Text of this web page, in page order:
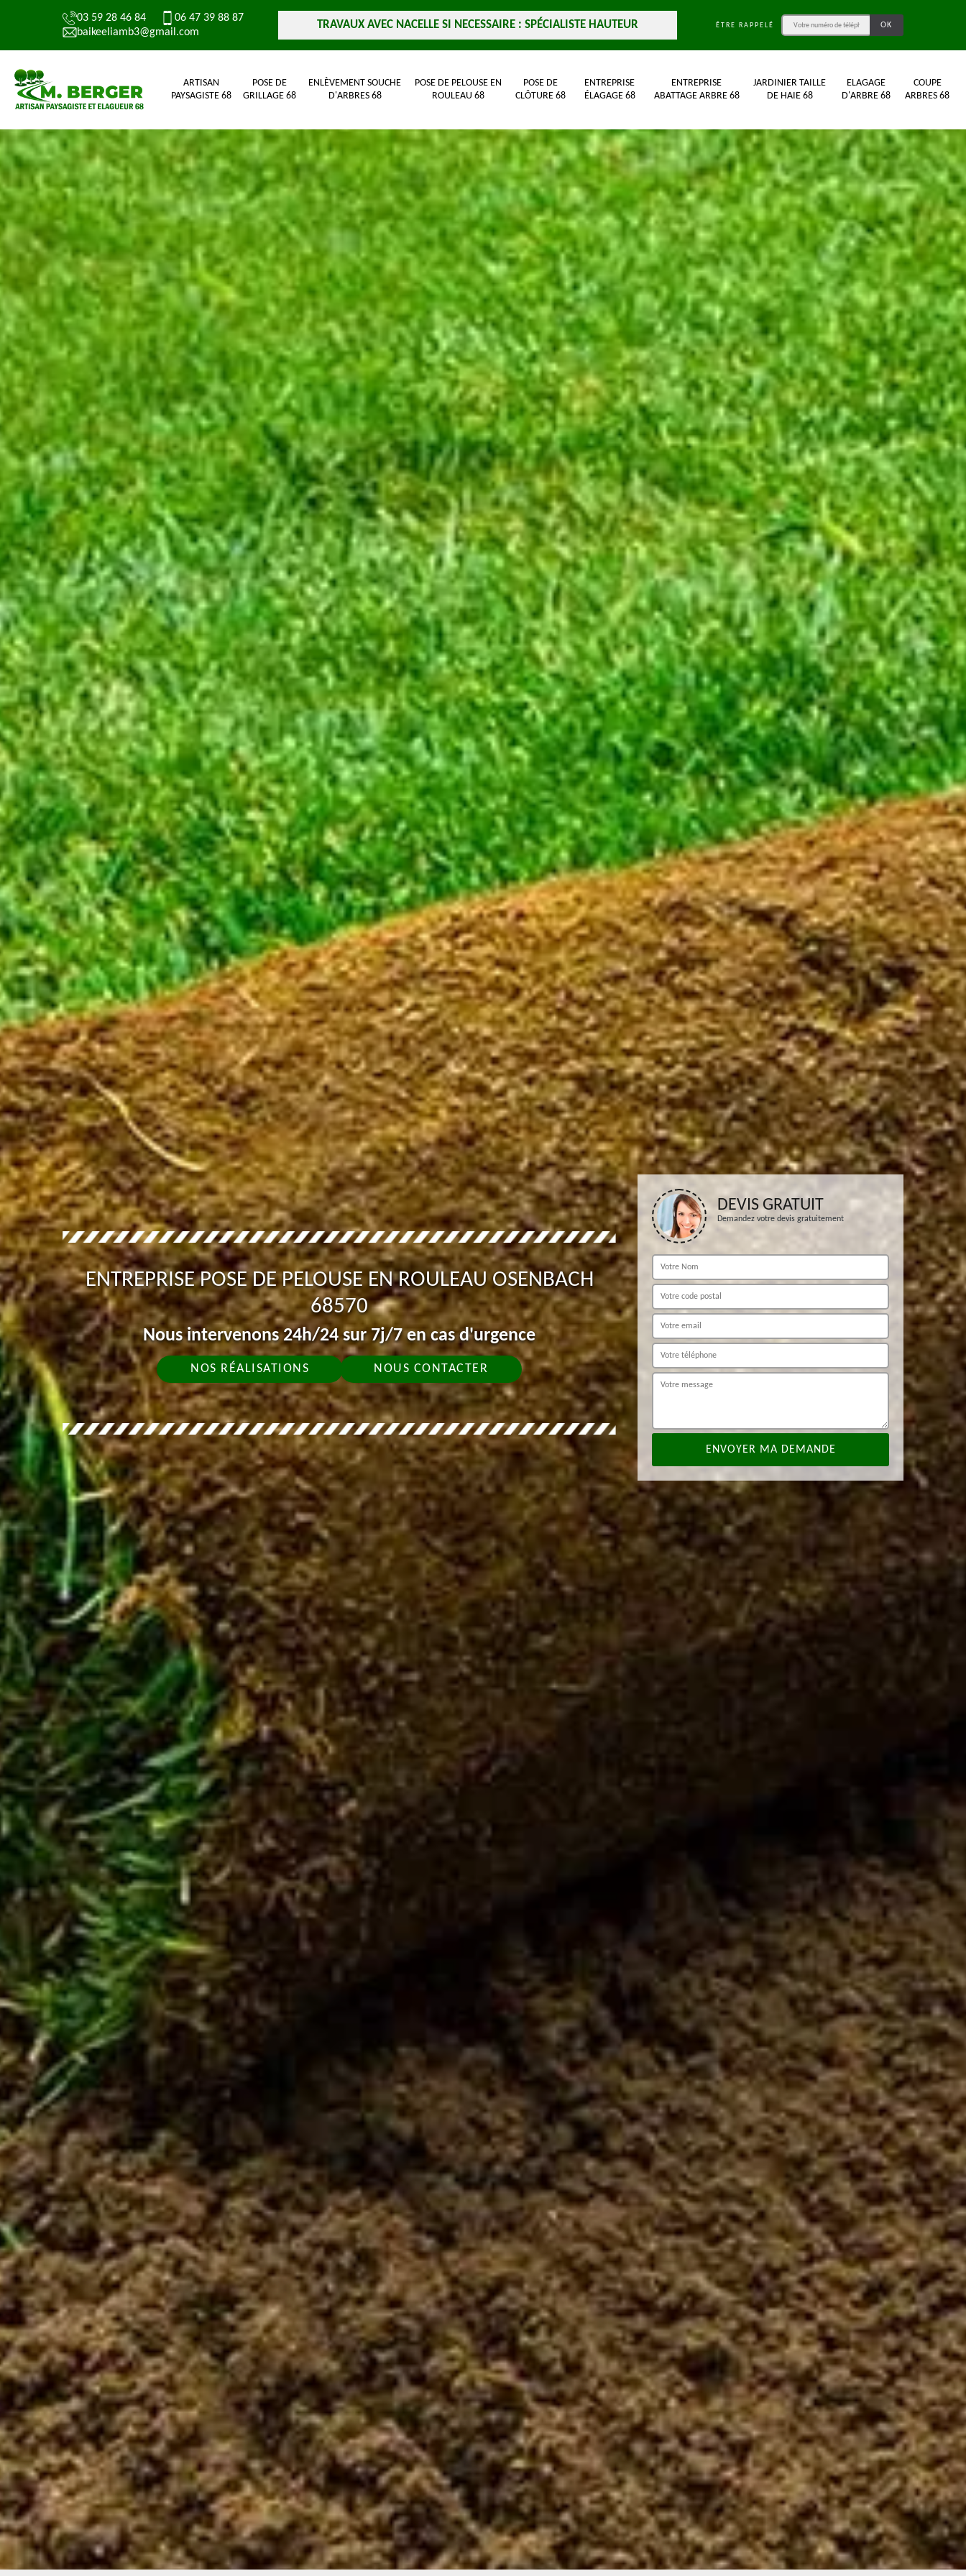
03 59 28 46 84
06 47 39 88 87
baikeeliamb3@gmail.com
TRAVAUX AVEC NACELLE SI NECESSAIRE : SPÉCIALISTE HAUTEUR ÊTRE RAPPELÉ
ARTISAN
PAYSAGISTE 68
POSE DE
GRILLAGE 68
ENLÈVEMENT SOUCHE
D'ARBRES 68
POSE DE PELOUSE EN
ROULEAU 68
POSE DE
CLÔTURE 68
ENTREPRISE
ÉLAGAGE 68
ENTREPRISE
ABATTAGE ARBRE 68
JARDINIER TAILLE
DE HAIE 68
ELAGAGE
D'ARBRE 68
COUPE
ARBRES 68
ENTREPRISE POSE DE PELOUSE EN ROULEAU OSENBACH
68570
Nous intervenons 24h/24 sur 7j/7 en cas d'urgence
NOS RÉALISATIONS NOUS CONTACTER
DEVIS GRATUIT
Demandez votre devis gratuitement